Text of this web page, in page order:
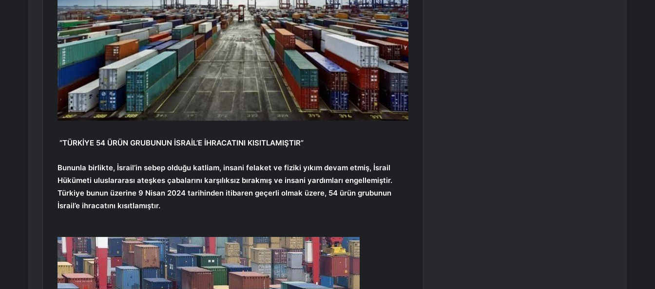
“TÜRKİYE 54 ÜRÜN GRUBUNUN İSRAİL’E İHRACATINI KISITLAMIŞTIR”
Bununla birlikte, İsrail’in sebep olduğu katliam, insani felaket ve fiziki yıkım devam etmiş, İsrail
Hükümeti uluslararası ateşkes çabalarını karşılıksız bırakmış ve insani yardımları engellemiştir.
Türkiye bunun üzerine 9 Nisan 2024 tarihinden itibaren geçerli olmak üzere, 54 ürün grubunun
İsrail’e ihracatını kısıtlamıştır.